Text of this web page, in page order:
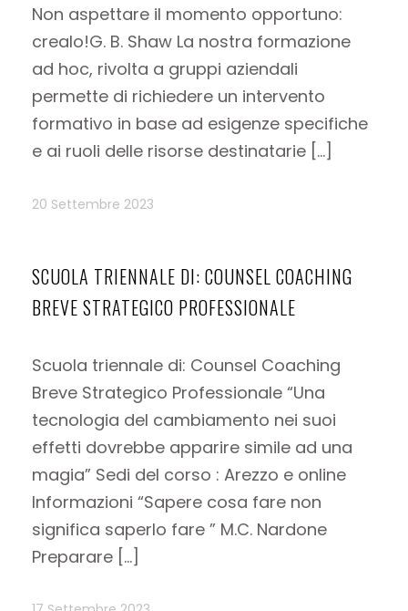
Non aspettare il momento opportuno:
crealo!G. B. Shaw La nostra formazione
ad hoc, rivolta a gruppi aziendali
permette di richiedere un intervento
formativo in base ad esigenze specifiche
e ai ruoli delle risorse destinatarie […]
20 Settembre 2023
SCUOLA TRIENNALE DI: COUNSEL COACHING
BREVE STRATEGICO PROFESSIONALE
Scuola triennale di: Counsel Coaching
Breve Strategico Professionale “Una
tecnologia del cambiamento nei suoi
effetti dovrebbe apparire simile ad una
magia” Sedi del corso : Arezzo e online
Informazioni “Sapere cosa fare non
significa saperlo fare ” M.C. Nardone
Preparare […]